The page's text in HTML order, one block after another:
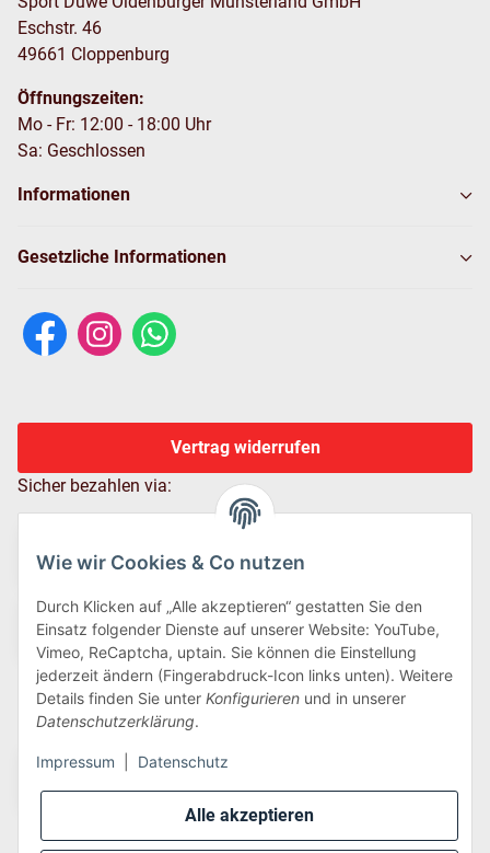
Alle akzeptieren
Wie wir Cookies & Co nutzen
Durch Klicken auf „Alle akzeptieren“ gestatten Sie den
Einsatz folgender Dienste auf unserer Website: YouTube,
Vimeo, ReCaptcha, uptain. Sie können die Einstellung
jederzeit ändern (Fingerabdruck-Icon links unten). Weitere
Details finden Sie unter Konfigurieren und in unserer
Datenschutzerklärung.
Impressum Datenschutz
Eschstr. 46
49661 Cloppenburg
Öffnungszeiten:
Mo - Fr: 12:00 - 18:00 Uhr
Sa: Geschlossen
Informationen
Gesetzliche Informationen
Vertrag widerrufen
Sicher bezahlen via:
Wir versenden via: